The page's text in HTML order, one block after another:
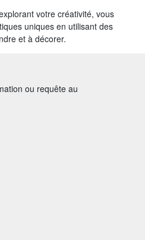
votre créativité, vous
uniques en utilisant des
et à décorer.
ou requête au